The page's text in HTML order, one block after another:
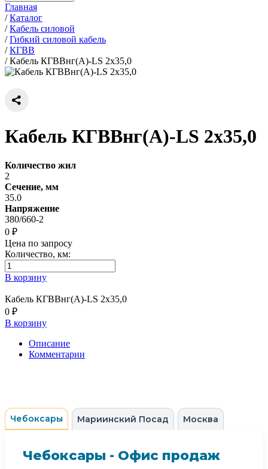
Главная
/Каталог
/Кабель силовой
/Гибкий силовой кабель
/КГВВ
/Кабель КГВВнг(А)-LS 2х35,0
Кабель КГВВнг(А)-LS 2х35,0
Количество жил
2
Сечение, мм
35.0
Напряжение
380/660-2
0 ₽
Цена по запросу
Количество, км:
В корзину
Кабель КГВВнг(А)-LS 2х35,0
0 ₽
В корзину
Описание
Комментарии
Чебоксары Мариинский Посад Москва
Чебоксары - Офис продаж